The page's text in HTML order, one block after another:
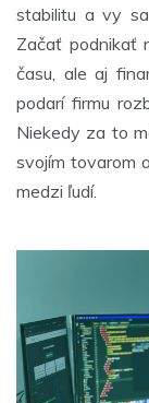
stabilitu a vy
Začať podnikať
času, ale aj
podarí firmu
Niekedy za to
svojím tovarom
medzi ľudí.